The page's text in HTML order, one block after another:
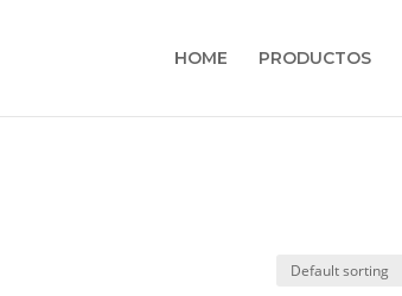
HOME PRODUCTOS